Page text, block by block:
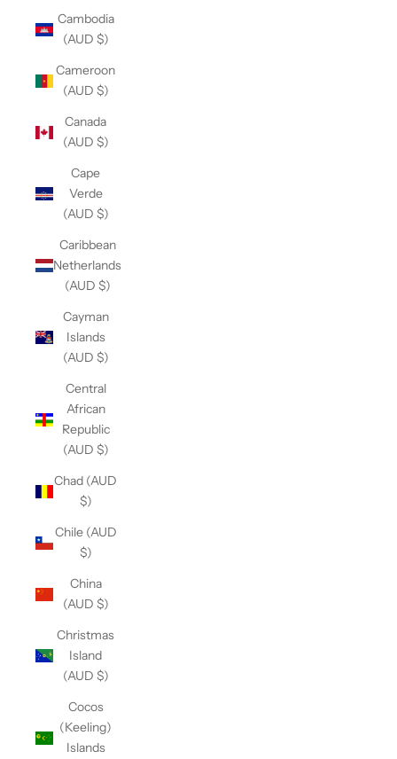
Cambodia
(AUD $)
Cameroon
(AUD $)
Canada
(AUD $)
Cape
Verde
(AUD $)
Caribbean
Netherlands
(AUD $)
Cayman
Islands
(AUD $)
Central
African
Republic
(AUD $)
Chad (AUD
$)
Chile (AUD
$)
China
(AUD $)
Christmas
Island
(AUD $)
Cocos
(Keeling)
Islands